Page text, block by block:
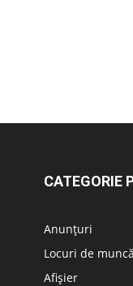
CATEGORIE
Anunțuri
Locuri de
Afișier